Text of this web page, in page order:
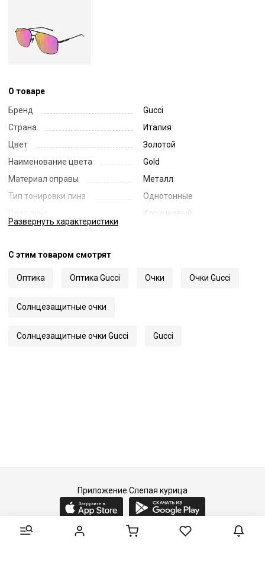
О товаре
Бренд
Gucci
Страна
Италия
Цвет
Золотой
Наименование цвета
Gold
Материал оправы
Металл
Тип тонировки линз
Однотонные
Коричневый
Длина заушника
145
Развернуть характеристики
С этим товаром смотрят
Оптика Оптика Gucci Очки Очки Gucci
Солнцезащитные очки
Солнцезащитные очки Gucci Gucci
Приложение Слепая курица
2015-2026 © Слепая курица - fashion concept store.